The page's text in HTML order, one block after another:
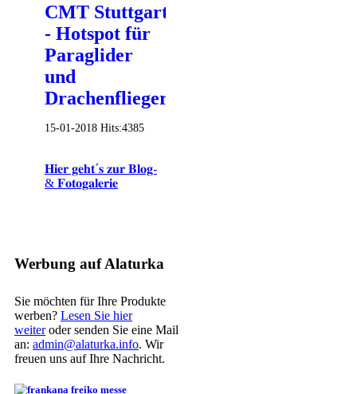
CMT Stuttgart
- Hotspot für
Paraglider
und
Drachenflieger
15-01-2018 Hits:4385
𝐇𝐢𝐞𝐫 𝐠𝐞𝐡𝐭´𝐬 𝐳𝐮𝐫 𝐁𝐥𝐨𝐠-
& 𝐅𝐨𝐭𝐨𝐠𝐚𝐥𝐞𝐫𝐢𝐞
Werbung auf Alaturka
Sie möchten für Ihre Produkte
werben? Lesen Sie hier
weiteroder senden Sie eine Mail
an: admin@alaturka.info. Wir
freuen uns auf Ihre Nachricht.